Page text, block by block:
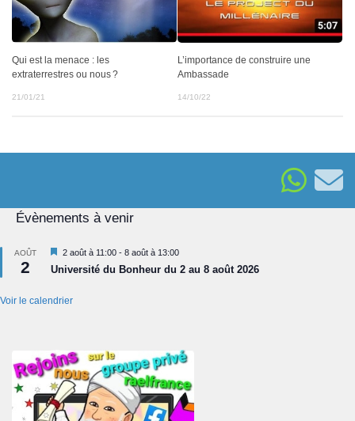
Qui est la menace : les
extraterrestres ou nous ?
21/01/21
L’importance de construire une
Ambassade
14/10/22
Évènements à venir
AOÛT
2
Mis
en
avant
2 août à 11:00 - 8 août à 13:00
Université du Bonheur du 2 au 8 août 2026
Voir le calendrier